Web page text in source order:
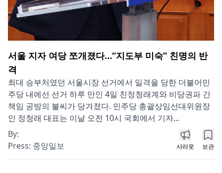
서울 지자 여당 쪼개졌다…“지도부 미숙” 친명의 반
격
최대 승부처였던 서울시장 선거에서 일격을 당한 더불어민
주당 내에선 선거 하루 만인 4일 친정청래계와 비당권파 간
책임 공방의 불씨가 당겨졌다. 민주당 총괄상임선대위원장
인 정청래 대표는 이날 오전 10시 국회에서 기자...
By:
Press: 중앙일보 샤라웃 보관